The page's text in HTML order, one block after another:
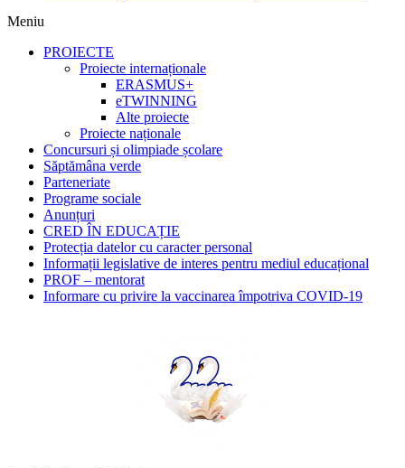
Meniu
PROIECTE
Proiecte internaționale
ERASMUS+
eTWINNING
Alte proiecte
Proiecte naționale
Concursuri și olimpiade școlare
Săptămâna verde
Parteneriate
Programe sociale
Anunțuri
CRED ÎN EDUCAȚIE
Protecția datelor cu caracter personal
Informații legislative de interes pentru mediul educațional
PROF – mentorat
Informare cu privire la vaccinarea împotriva COVID-19